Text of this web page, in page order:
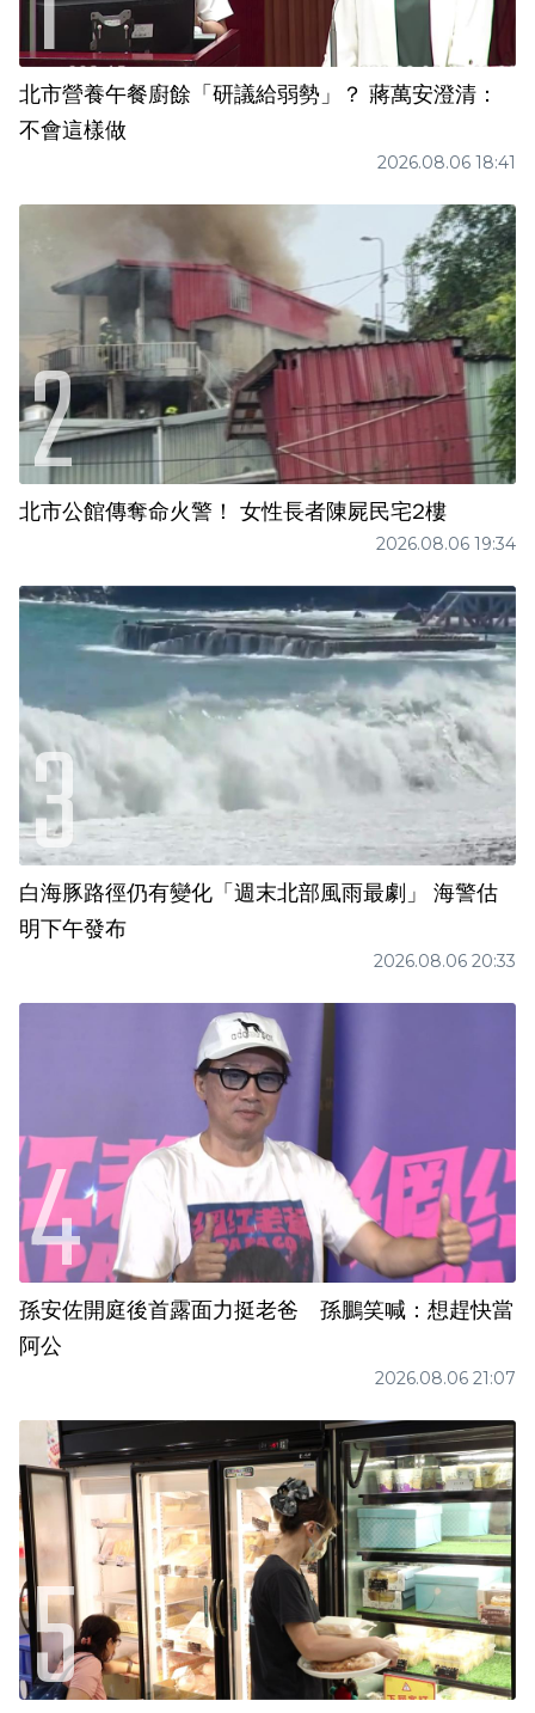
北市營養午餐廚餘「研議給弱勢」？ 蔣萬安澄清：
不會這樣做
2026.08.06 18:41
北市公館傳奪命火警！ 女性長者陳屍民宅2樓
2026.08.06 19:34
白海豚路徑仍有變化「週末北部風雨最劇」 海警估
明下午發布
2026.08.06 20:33
孫安佐開庭後首露面力挺老爸 孫鵬笑喊：想趕快當
阿公
2026.08.06 21:07